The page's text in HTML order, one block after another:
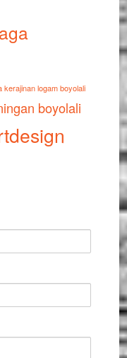
kerajinan logam boyolali
boyolali